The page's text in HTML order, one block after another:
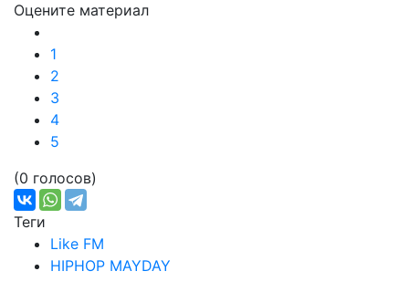
Оцените материал
1
2
3
4
5
(0 голосов)
Теги
Like FM
HIPHOP MAYDAY